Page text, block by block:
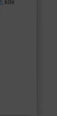
, kde